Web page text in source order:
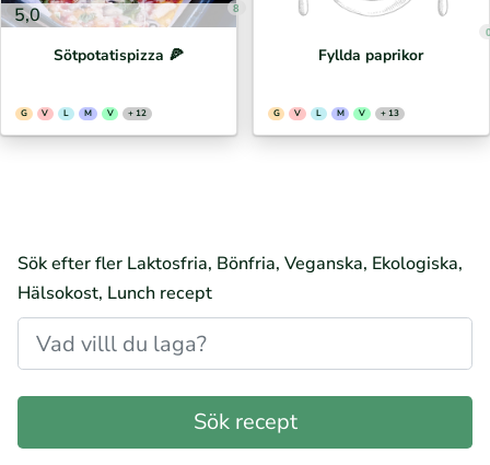
5,0 8
Sötpotatispizza 🍕⁣
G V L M V + 12
Fyllda paprikor
G V L M V + 13
Sök efter fler Laktosfria, Bönfria, Veganska, Ekologiska,
Hälsokost, Lunch recept